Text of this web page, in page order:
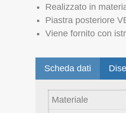
Realizzato in
Piastra posteriore
Viene fornito con
Scheda dati
Materiale